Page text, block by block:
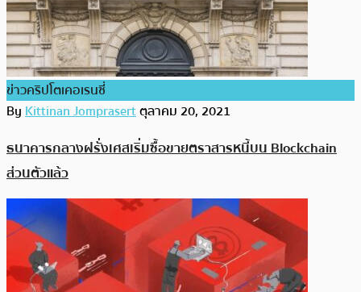
ข่าวคริปโตเคอเรนซี่
ByKittinan Jomprasertตุลาคม 20, 2021
ธนาคารกลางฝรั่งเศสเริ่มซื้อขายตราสารหนี้บน Blockchain
ส่วนตัวแล้ว